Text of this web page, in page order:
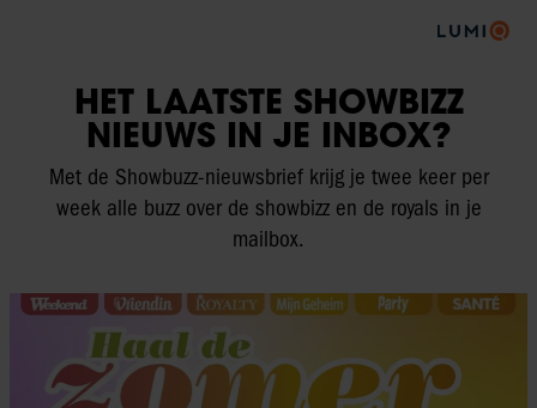
HET LAATSTE SHOWBIZZ
NIEUWS IN JE INBOX?
Met de Showbuzz-nieuwsbrief krijg je twee keer per
week alle buzz over de showbizz en de royals in je
mailbox.